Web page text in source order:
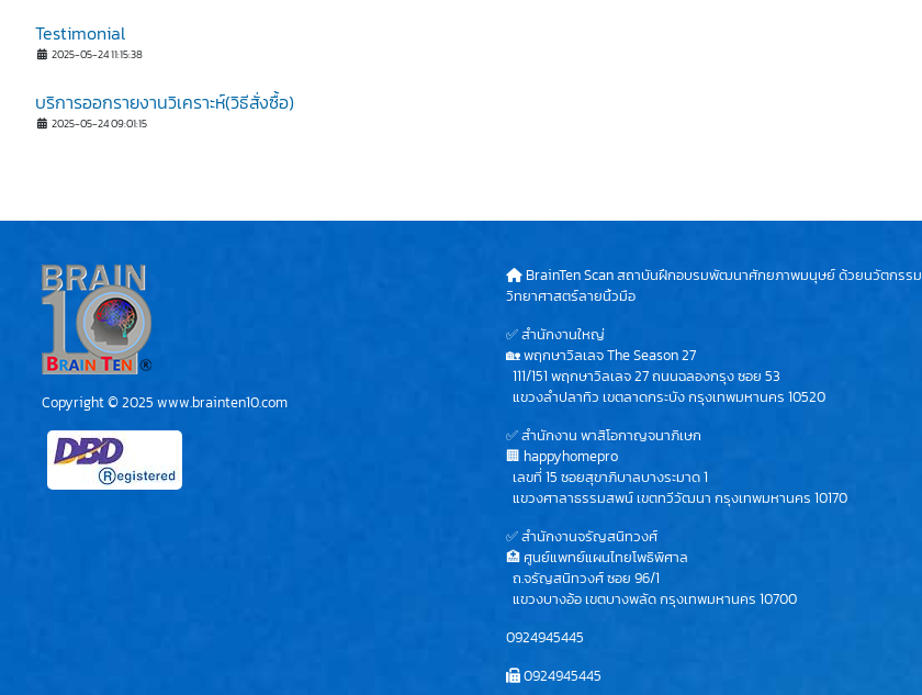
Testimonial
2025-05-24 11:15:38
บริการออกรายงานวิเคราะห์(วิธีสั่งซื้อ)
2025-05-24 09:01:15
Copyright © 2025 www.brainten10.com
BrainTen Scan สถาบันฝึกอบรมพัฒนาศักยภาพมนุษย์ ด้วยนวัตกรรม
วิทยาศาสตร์ลายนิ้วมือ
✅ สำนักงานใหญ่
🏡 พฤกษาวิลเลจ The Season 27
111/151 พฤกษาวิลเลจ 27 ถนนฉลองกรุง ซอย 53
แขวงลำปลาทิว เขตลาดกระบัง กรุงเทพมหานคร 10520
✅ สำนักงาน พาสิโอกาญจนาภิเษก
🏢 happyhomepro
เลขที่ 15 ซอยสุขาภิบาลบางระมาด 1
แขวงศาลาธรรมสพน์ เขตทวีวัฒนา กรุงเทพมหานคร 10170
✅ สำนักงานจรัญสนิทวงศ์
🏥 ศูนย์แพทย์แผนไทยโพธิพิศาล
ถ.จรัญสนิทวงศ์ ซอย 96/1
แขวงบางอ้อ เขตบางพลัด กรุงเทพมหานคร 10700
0924945445
0924945445